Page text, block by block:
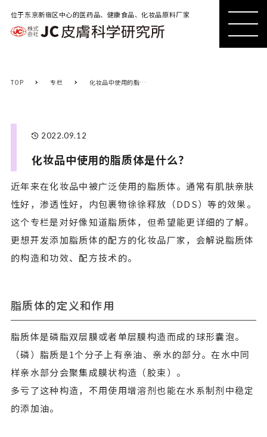
位于东京新宿区中心的医药品、健康食品、化妆品原料厂家
TOP 专栏 化妆品中使用的脂质体是什么？
2022.09.12
化妆品中使用的脂质体是什么？
近年来在化妆品中被广泛使用的脂质体。通常有肌肤亲肤
性好，渗透性好，内包裹物徐徐释放（DDS）等的效果。
这个专栏是对好像知道脂质体，但希望能更详细的了解。
更想开发添加脂质体的配方的化妆品厂家，会解说脂质体
的构造和功效、配方技术的。
脂质体的定义和作用
脂质体是磷脂双层膜或者单层膜构造而成的球形囊泡。
（磷）脂质是1个分子上有亲油、亲水的部分。在水中同
样亲水部分会聚集成膜状构造（胶束）。
多亏了这种构造，不用使用增溶剂也能在水系制剂中稳定
的添加油。